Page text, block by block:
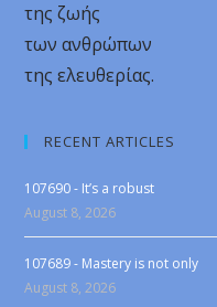
της ζωής
των ανθρώπων
της ελευθερίας.
RECENT ARTICLES
107690 - It’s a robust
August 8, 2026
107689 - Mastery is not only
August 8, 2026